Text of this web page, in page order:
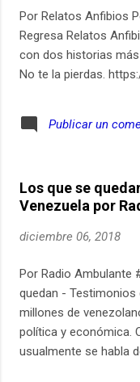
Por Relatos Anfibios
Regresa Relatos
con dos historias
No te la pierdas.
Publicar un
Los que se
Venezuela por
diciembre 06, 2018
Por Radio Ambulante
quedan - Testimonios
millones de
política y económica.
usualmente se habla